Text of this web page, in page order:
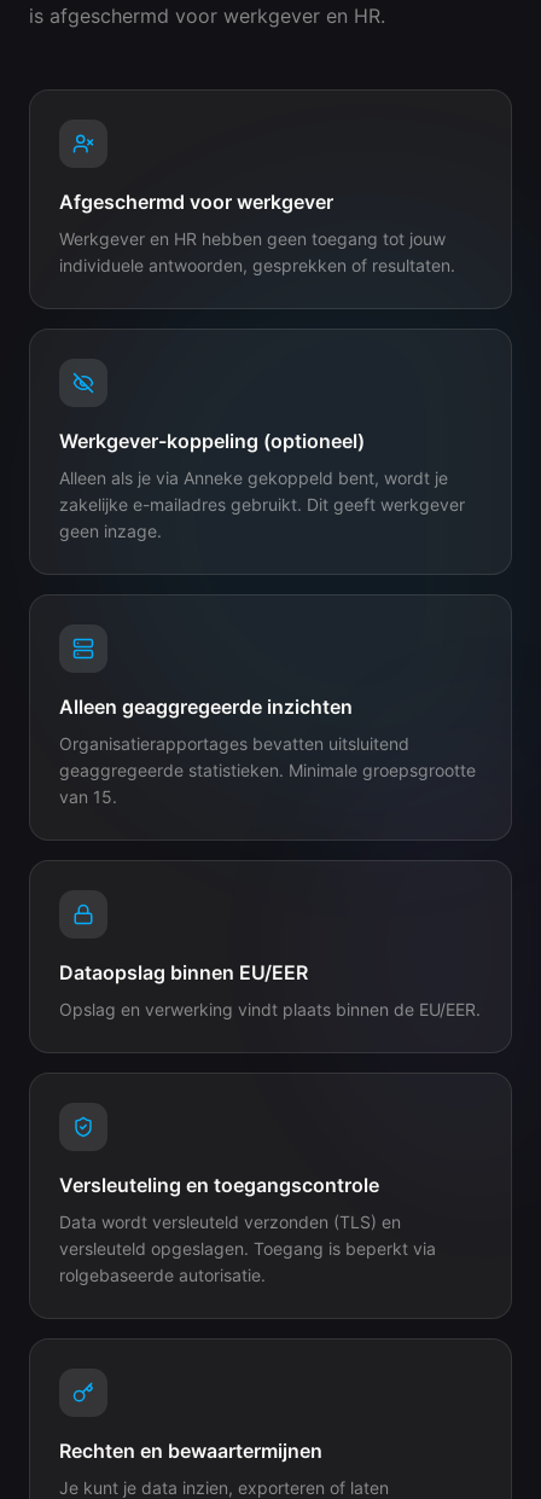
is afgeschermd voor werkgever en HR.
Afgeschermd voor werkgever
Werkgever en HR hebben geen toegang tot jouw
individuele antwoorden, gesprekken of resultaten.
Werkgever-koppeling (optioneel)
Alleen als je via Anneke gekoppeld bent, wordt je
zakelijke e-mailadres gebruikt. Dit geeft werkgever
geen inzage.
Alleen geaggregeerde inzichten
Organisatierapportages bevatten uitsluitend
geaggregeerde statistieken. Minimale groepsgrootte
van 15.
Dataopslag binnen EU/EER
Opslag en verwerking vindt plaats binnen de EU/EER.
Versleuteling en toegangscontrole
Data wordt versleuteld verzonden (TLS) en
versleuteld opgeslagen. Toegang is beperkt via
rolgebaseerde autorisatie.
Rechten en bewaartermijnen
Je kunt je data inzien, exporteren of laten